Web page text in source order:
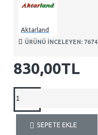
830,00TL
Aktarland
ÜRÜNÜ INCELEYEN: 7674
SEPETE EKLE